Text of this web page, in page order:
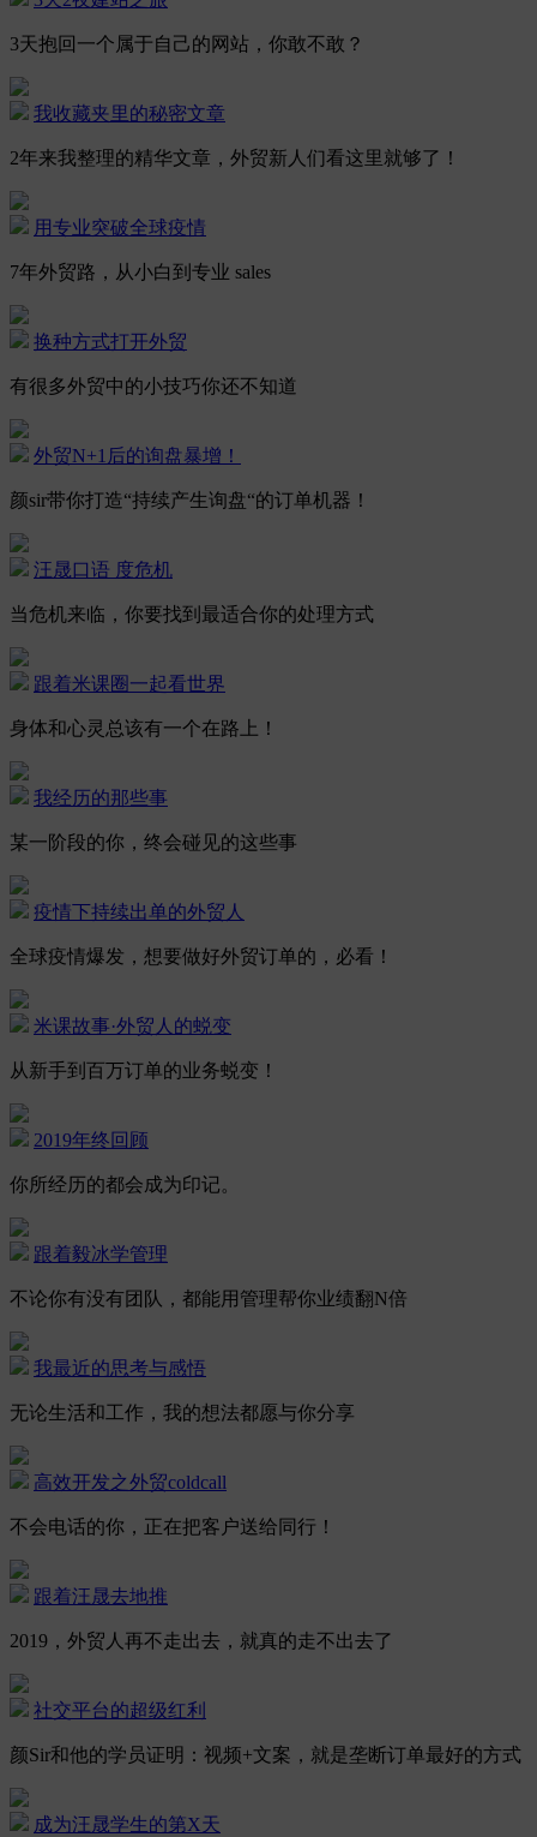
3天抱回一个属于自己的网站，你敢不敢？
我收藏夹里的秘密文章
2年来我整理的精华文章，外贸新人们看这里就够了！
用专业突破全球疫情
7年外贸路，从小白到专业 sales
换种方式打开外贸
有很多外贸中的小技巧你还不知道
外贸N+1后的询盘暴增！
颜sir带你打造“持续产生询盘“的订单机器！
汪晟口语 度危机
当危机来临，你要找到最适合你的处理方式
跟着米课圈一起看世界
身体和心灵总该有一个在路上！
我经历的那些事
某一阶段的你，终会碰见的这些事
疫情下持续出单的外贸人
全球疫情爆发，想要做好外贸订单的，必看！
米课故事·外贸人的蜕变
从新手到百万订单的业务蜕变！
2019年终回顾
你所经历的都会成为印记。
跟着毅冰学管理
不论你有没有团队，都能用管理帮你业绩翻N倍
我最近的思考与感悟
无论生活和工作，我的想法都愿与你分享
高效开发之外贸coldcall
不会电话的你，正在把客户送给同行！
跟着汪晟去地推
2019，外贸人再不走出去，就真的走不出去了
社交平台的超级红利
颜Sir和他的学员证明：视频+文案，就是垄断订单最好的方式
成为汪晟学生的第X天